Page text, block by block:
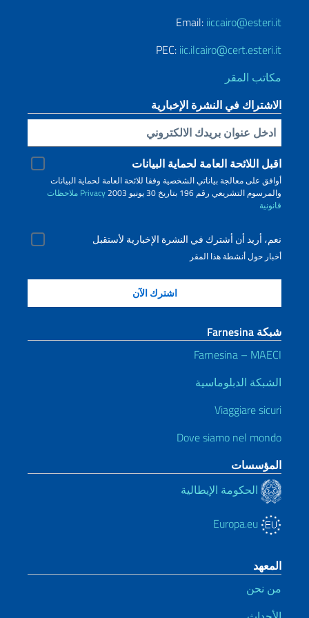
Email: iiccairo@esteri.it
PEC: iic.ilcairo@cert.esteri.it
مكاتب المقر
الاشتراك في النشرة الإخبارية
Inserisci la tua email
اقبل اللائحة العامة لحماية البيانات
أوافق على معالجة بياناتي الشخصية وفقا للائحة العامة لحماية البيانات
والمرسوم التشريعي رقم 196 بتاريخ 30 يونيو 2003
Privacy ملاحظات
قانونية
نعم، أريد أن أشترك في النشرة الإخبارية لأستقبل
أخبار حول أنشطة هذا المقر
شبكة Farnesina
Farnesina – MAECI
الشبكة الدبلوماسية
Viaggiare sicuri
Dove siamo nel mondo
المؤسسات
الحكومة الإيطالية
المعهد
من نحن